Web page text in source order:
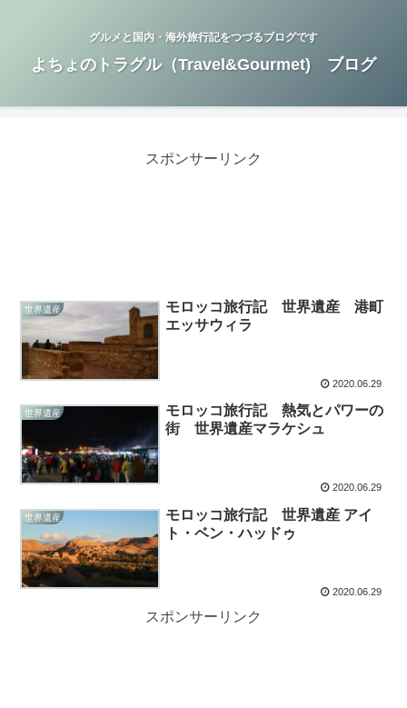
グルメと国内・海外旅行記をつづるブログです
よちょのトラグル（Travel&Gourmet) ブログ
スポンサーリンク
世界遺産
モロッコ旅行記 世界遺産 港町
エッサウィラ
2020.06.29
世界遺産
モロッコ旅行記 熱気とパワーの
街 世界遺産マラケシュ
2020.06.29
世界遺産
モロッコ旅行記 世界遺産 アイ
ト・ベン・ハッドゥ
2020.06.29
スポンサーリンク